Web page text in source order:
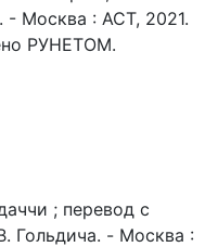
Москва : АСТ, 2021.
РУНЕТОМ.
; перевод с
Гольдичa. - Москва :